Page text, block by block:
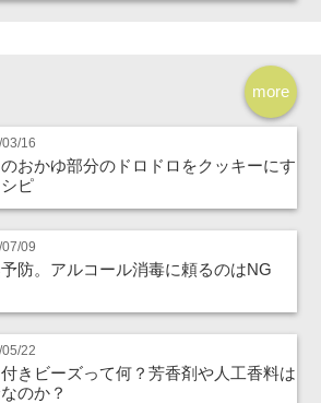
more
16
のおかゆ部分のドロドロをクッキーにす
ピ
09
防。アルコール消毒に頼るのはNG
22
きビーズって何？芳香剤や人工香料は
のか？